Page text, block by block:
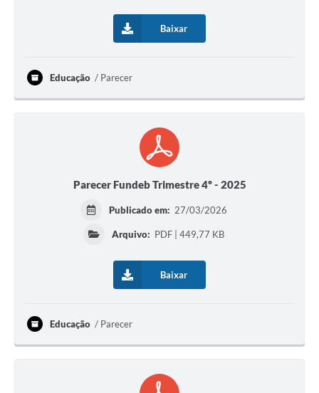
Baixar
Educação Parecer
Parecer Fundeb Trimestre 4º - 2025
Publicado em: 27/03/2026
Arquivo: PDF | 449,77 KB
Baixar
Educação Parecer